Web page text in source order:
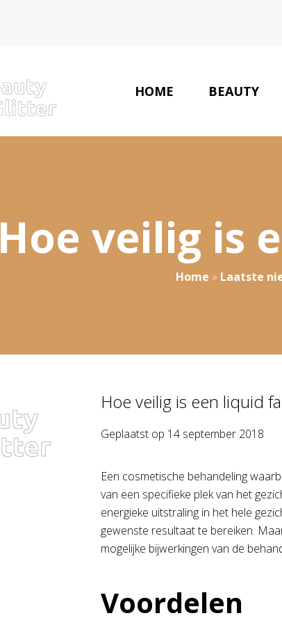
HOME BEAUTY
Hoe veilig is
Home » Laatste
Hoe veilig is een liquid
Geplaatst op 14 september 2018
Een cosmetische behandeling
van een specifieke plek van het
energieke uitstraling in het hele
gewenste resultaat te bereiken.
mogelijke bijwerkingen van de
Voordelen